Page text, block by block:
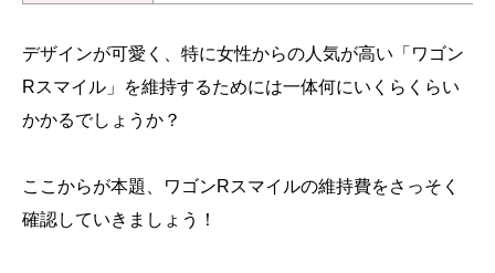
デザインが可愛く、特に女性からの人気が高い「ワゴン
Rスマイル」を維持するためには一体何にいくらくらい
かかるでしょうか？
ここからが本題、ワゴンRスマイルの維持費をさっそく
確認していきましょう！